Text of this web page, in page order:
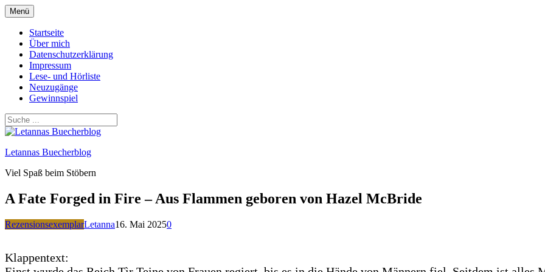
Zum
Inhalt
springen
Menü
Startseite
Über mich
Datenschutzerklärung
Impressum
Lese- und Hörliste
Neuzugänge
Gewinnspiel
Letannas Buecherblog
Viel Spaß beim Stöbern
A Fate Forged in Fire – Aus Flammen geboren von Hazel McBride
RezensionsexemplarLetanna16. Mai 20250
Klappentext: